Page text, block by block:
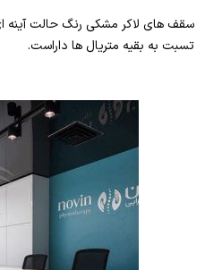
سقف های لاکر مشکی رنگ حالت آینه
تسبت به بقیه متریال ها داراست.